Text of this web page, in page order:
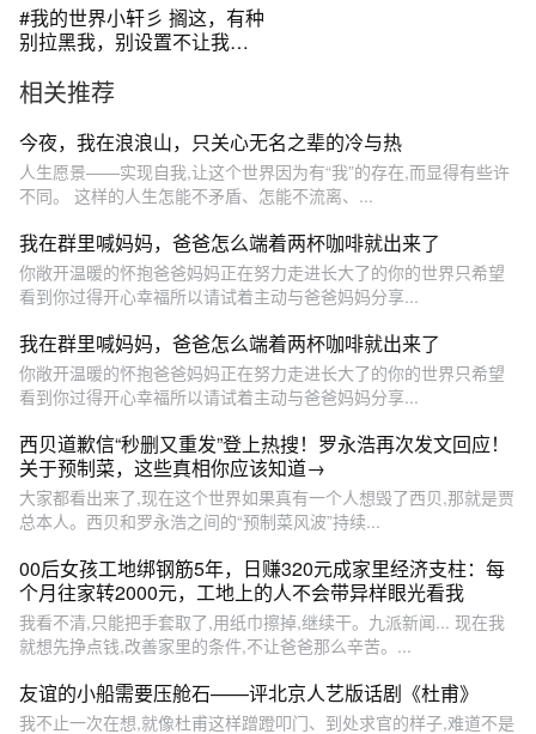
#我的世界小轩彡 搁这，有种
别拉黑我，别设置不让我看
相关推荐
今夜，我在浪浪山，只关心无名之辈的冷与热
人生愿景——实现自我,让这个世界因为有“我”的存在,而显得有些许
不同。 这样的人生怎能不矛盾、怎能不流离、...
我在群里喊妈妈，爸爸怎么端着两杯咖啡就出来了
你敞开温暖的怀抱爸爸妈妈正在努力走进长大了的你的世界只希望
看到你过得开心幸福所以请试着主动与爸爸妈妈分享...
我在群里喊妈妈，爸爸怎么端着两杯咖啡就出来了
你敞开温暖的怀抱爸爸妈妈正在努力走进长大了的你的世界只希望
看到你过得开心幸福所以请试着主动与爸爸妈妈分享...
西贝道歉信“秒删又重发”登上热搜！罗永浩再次发文回应！
关于预制菜，这些真相你应该知道→
大家都看出来了,现在这个世界如果真有一个人想毁了西贝,那就是贾
总本人。西贝和罗永浩之间的“预制菜风波”持续...
00后女孩工地绑钢筋5年，日赚320元成家里经济支柱：每
个月往家转2000元，工地上的人不会带异样眼光看我
我看不清,只能把手套取了,用纸巾擦掉,继续干。九派新闻... 现在我
就想先挣点钱,改善家里的条件,不让爸爸那么辛苦。...
友谊的小船需要压舱石——评北京人艺版话剧《杜甫》
我不止一次在想,就像杜甫这样蹭蹬叩门、到处求官的样子,难道不是